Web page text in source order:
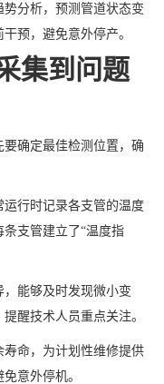
分析，预测管道状态变
预，避免意外停产。
集到问题
确定最佳检测位置，确
行时记录各支管的温度
支管建立了“温度指
能够及时发现微小变
提醒技术人员重点关注。
命，为计划性维修提供
意外停机。